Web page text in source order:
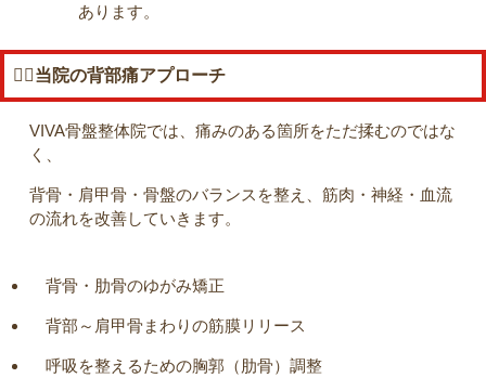
あります。
💆‍♂️当院の背部痛アプローチ
VIVA骨盤整体院では、痛みのある箇所をただ揉むのではな
く、
背骨・肩甲骨・骨盤のバランスを整え、筋肉・神経・血流
の流れを改善していきます。
背骨・肋骨のゆがみ矯正
背部～肩甲骨まわりの筋膜リリース
呼吸を整えるための胸郭（肋骨）調整